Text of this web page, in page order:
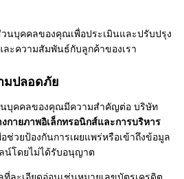
นบุคคลของคุณเพื่อประเมินและปรับปรุง
ะความสัมพันธ์กับลูกค้าของเรา
มปลอดภัย
บุคคลของคุณมีความสำคัญต่อ บริษัท
กายภาพอิเล็กทรอนิกส์และการบริหาร
ช่วยป้องกันการเผยแพร่หรือเข้าถึงข้อมูล
น์โดยไม่ได้รับอนุญาต